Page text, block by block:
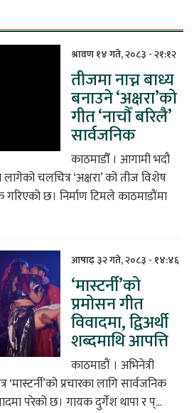
श्रावण १४ गते, २०८३ - २१:१२
तीजमा नाच्न बाध्य
बनाउने ‘अक्षरा’को
गीत ‘नाचौँ बरिलै’
सार्वजनिक
काठमाडौँ । आगामी भदौ
चलचित्र ‘अक्षरा’ को तीज विशेष
गरिएको छ। निर्माण टिमले काठमाडौंमा
आषाढ़ ३२ गते, २०८३ - १४:४६
‘मास्टर्नी’को
प्रमोसन गीत
विवादमा, द्विअर्थी
शब्दमाथि आपत्ति
काठमाडौं । अभिनेत्री
‘मास्टर्नी’को प्रचारका लागि सार्वजनिक
परेको छ। गायक दुर्गेश थापा र प्...